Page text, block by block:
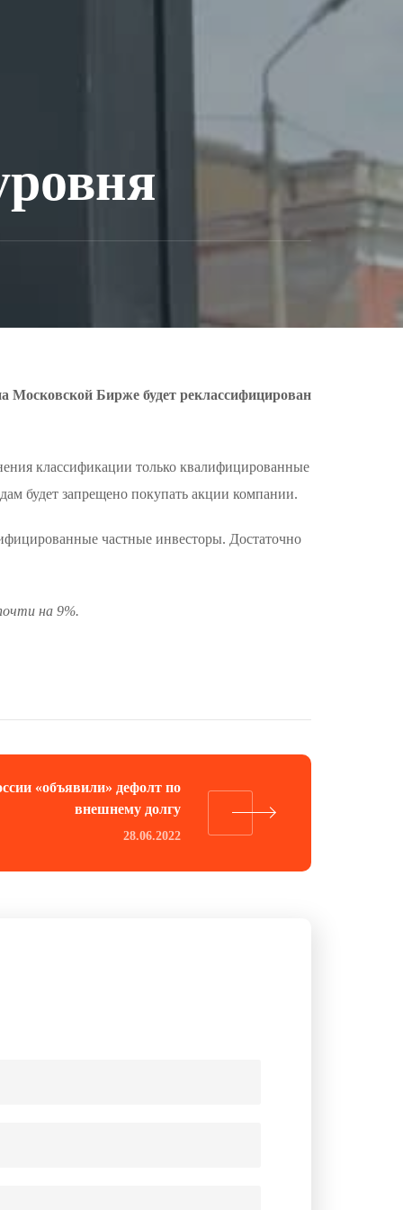
Московской Бирже будет реклассифицирован
классификации только квалифицированные
будет запрещено покупать акции компании.
частные инвесторы. Достаточно
на 9%.
«объявили» дефолт по
внешнему долгу
28.06.2022